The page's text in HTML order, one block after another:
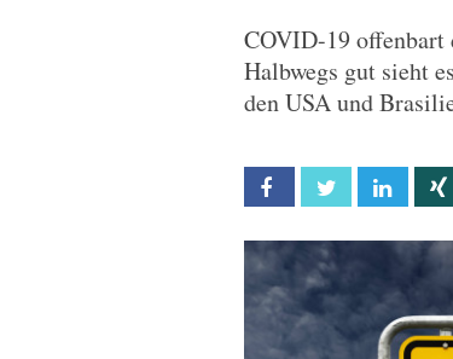
COVID-19
Halbwegs gut sieht
den USA und
Facebook Twitter Linkedin